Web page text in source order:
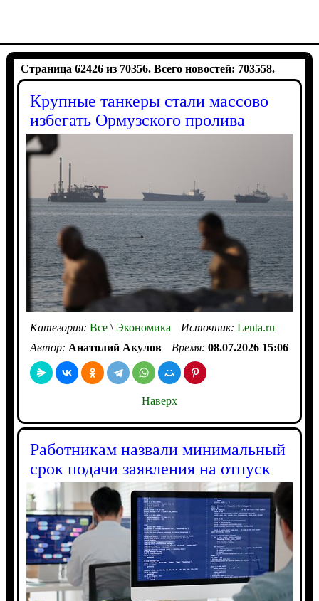
Страница 62426 из 70356. Всего новостей: 703558.
Крупные танкеры стали массово
избегать Ормузского пролива
Категория: Все\Экономика Источник: Lenta.ru
Автор: Анатолий Акулов Время: 08.07.2026 15:06
Наверх
Работникам назвали минимальный
срок подачи заявления на отпуск